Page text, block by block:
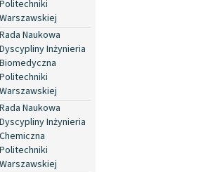
Politechniki
Warszawskiej
Rada Naukowa
Dyscypliny Inżynieria
Biomedyczna
Politechniki
Warszawskiej
Rada Naukowa
Dyscypliny Inżynieria
Chemiczna
Politechniki
Warszawskiej